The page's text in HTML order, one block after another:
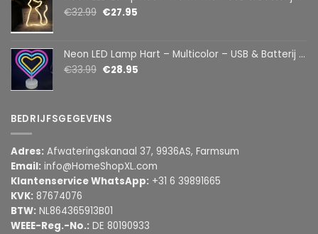
€32.99 €27.95
Neon LED Lamp Hart – Multicolor – USB & Batterij – Hartvormige Sfeerlamp – Kinderkamer & Slaapkamer – 25,2 x 23 cm
€33.99 €28.95
BEDRIJFSGEGEVENS
Adres: Afwateringskanaal 37, 9936AS, Farmsum
Email: info@HomeShopXL.com
Klantenservice WhatsApp: +31 6 39891665
KVK: 87674076
BTW: NL864365913B01
WEEE-Reg.-No.: DE 80190933